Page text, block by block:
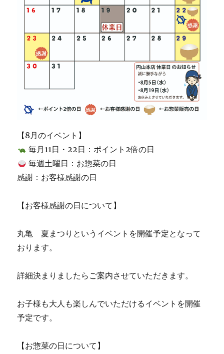
【8月のイベント】
毎月11日・22日：ポイント2倍の日
毎週土曜日：お惣菜の日
感謝：お客様感謝の日
【お客様感謝の日について】
丸亀 夏まつりというイベントを開催予定となって
おります。
詳細決まりましたらご案内させていただきます。
お子様も大人も楽しんでいただけるイベントを開催
予定です。
【お惣菜の日について】